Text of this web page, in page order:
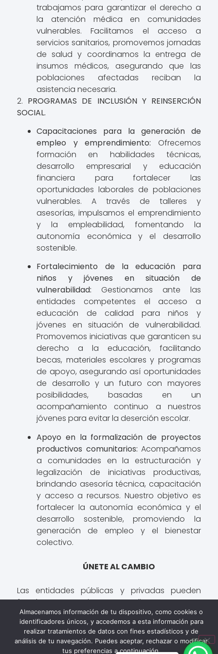
trabajamos para garantizar el derecho a
la atención médica en comunidades
vulnerables. Facilitamos el acceso a
servicios sanitarios, promovemos jornadas
de salud y coordinamos la entrega de
insumos médicos, asegurando que las
poblaciones afectadas reciban la
asistencia necesaria.
2. PROGRAMAS DE INCLUSIÓN Y REINSERCIÓN
SOCIAL.
Capacitaciones para la generación de
empleo y emprendimiento: Ofrecemos
formación en habilidades técnicas,
desarrollo empresarial y educación
financiera para fortalecer las
oportunidades laborales de poblaciones
vulnerables. A través de talleres y
asesorías, impulsamos el emprendimiento
y la empleabilidad, fomentando la
autonomía económica y el desarrollo
sostenible.
Fortalecimiento de la educación para
niños y jóvenes en situación de
vulnerabilidad:Gestionamos ante las
entidades competentes el acceso a
educación de calidad para niños y
jóvenes en situación de vulnerabilidad.
Promovemos iniciativas que garanticen su
derecho a la educación, facilitando
becas, materiales escolares y programas
de apoyo, asegurando así oportunidades
de desarrollo y un futuro con mayores
posibilidades, basadas en un
acompañamiento continuo a nuestros
jóvenes para evitar la deserción escolar.
Apoyo en la formalización de proyectos
productivos comunitarios: Acompañamos
a comunidades en la estructuración y
legalización de iniciativas productivas,
brindando asesoría técnica, capacitación
y acceso a recursos. Nuestro objetivo es
fortalecer la autonomía económica y el
desarrollo sostenible, promoviendo la
generación de empleo y el bienestar
colectivo.
ÚNETE AL CAMBIO
Las entidades públicas y privadas pueden
fortalecer nuestro impacto mediante:
Donaciones y financiamiento:Para ampliar
nuestra capacidad de asistencia.
Colaboración interinstitucional:
Almacenamos información de tu dispositivo, como cookies o
identificadores únicos, y accedemos a esta información para
realizar tratamientos de datos con fines estadísticos y de
análisis de tu navegación. Puedes aceptar, rechazar o modificar
tus preferencias a continuación.